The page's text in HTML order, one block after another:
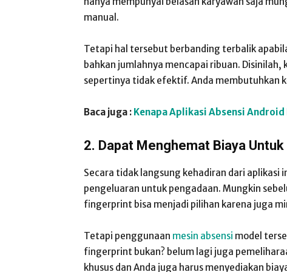
manual.
Tetapi hal tersebut berbanding terbalik
bahkan jumlahnya mencapai ribuan.
sepertinya tidak efektif. Anda membutuhkan
Baca juga : Kenapa Aplikasi Absensi
2. Dapat Menghemat Biaya
Secara tidak langsung kehadiran dari
pengeluaran untuk pengadaan. Mungkin
fingerprint bisa menjadi pilihan karena juga
Tetapi penggunaan mesin absensi model
fingerprint bukan? belum lagi juga
khusus dan Anda juga harus menyediakan